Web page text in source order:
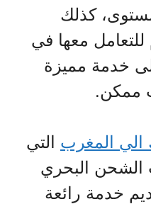
كذلك
معها في
خدمة مميزة
ممكن.
المغرب التي
البحري
خدمة رائعة